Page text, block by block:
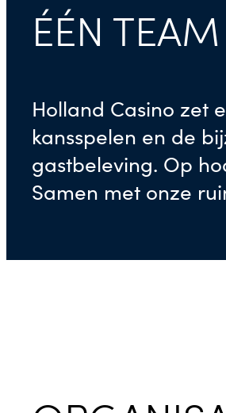
ÉÉN TEAM
Holland Casino zet
kansspelen en de
gastbeleving. Op
Samen met onze